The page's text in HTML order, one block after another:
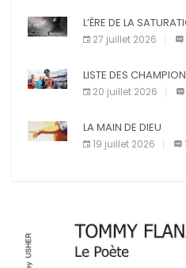
L’ÈRE DE LA
27 juillet 2026
LISTE DES
20 juillet 2026
LA MAIN DE DIEU
19 juillet 2026